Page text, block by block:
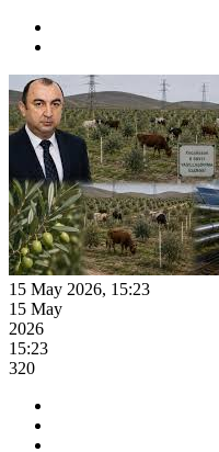
15 May 2026, 15:23
15 May
2026
15:23
320